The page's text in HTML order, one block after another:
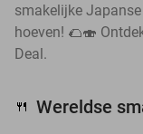
smakelijke
hoeven! 🌮🍣
Deal.
🍴 Wereldse